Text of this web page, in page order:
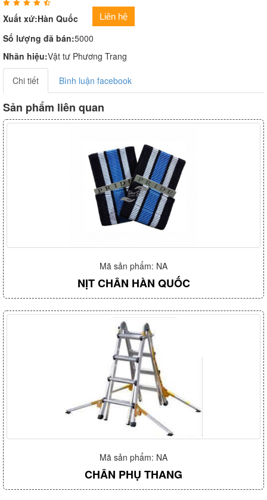
Xuất xứ:Hàn Quốc Liên hệ
Số lượng đã bán:5000
Nhãn hiệu:Vật tư Phương Trang
Chi tiết Bình luận facebook
Sản phẩm liên quan
Mã sản phẩm: NA
NỊT CHÂN HÀN QUỐC
Mã sản phẩm: NA
CHÂN PHỤ THANG